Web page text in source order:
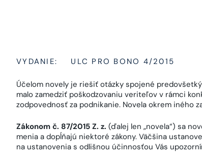
VYDANIE: ULC PRO BONO 4/2015
Účelom novely je riešiť otázky spojené
malo zamedziť poškodzovaniu veriteľov v rámci
zodpovednosť za podnikanie. Novela okrem iného
Zákonom č. 87/2015 Z. z. (ďalej len „novela“) sa
menia a dopĺňajú niektoré zákony. Väčšina
na ustanovenia s odlišnou účinnosťou Vás